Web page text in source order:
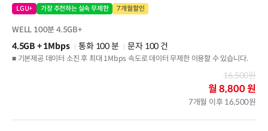
LGU+ 가장 추천하는 실속 무제한 7개월할인
WELL 100분 4.5GB+
4.5GB + 1Mbps 통화 100 분
문자 100 건
■ 기본제공 데이터 소진 후 최대 1Mbps 속도로 데이터 무제한 이용할 수 있습니다.
16,500원
월8,800 원
7개월 이후 16,500원